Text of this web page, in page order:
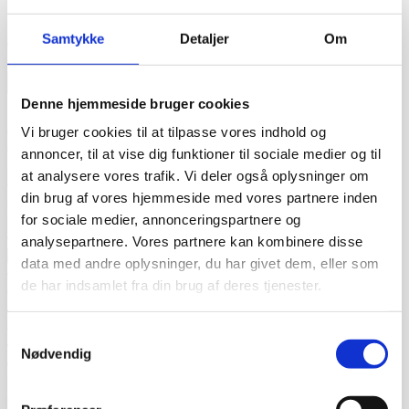
Samtykke Detaljer Om
Denne hjemmeside bruger cookies
Vi bruger cookies til at tilpasse vores indhold og
annoncer, til at vise dig funktioner til sociale medier og til
at analysere vores trafik. Vi deler også oplysninger om
din brug af vores hjemmeside med vores partnere inden
for sociale medier, annonceringspartnere og
analysepartnere. Vores partnere kan kombinere disse
data med andre oplysninger, du har givet dem, eller som
de har indsamlet fra din brug af deres tjenester.
Nødvendig
Email
Website
Kundetilfredshed
“Altid flinke og hjælpsom”
Vurderet af Georg
“Altid søde, hjælpsomme og kompetente !”
Vurderet af Læse
antik & retro
“Anette var rigtig sød, venlig og imødekommende kommende. Fik
en fejl levering og fik løst det i løbet af to sekunder. God arbejde
og god weekend”
Vurderet af Michael
“Bestilte kl.13 og havde tingene dagen efter kl.10. God service ☺”
Vurderet af Heidi Buch Jensen
“De ved rigtig meget om møbler”
Vurderet af Kris
“Det var en meget behagelig samtale.”
Vurderet af Käthe
“Ekspert i hvidevarer “
Vurderet af Kris
Vurderet af Tina
“Fantastisk service. De ligger sig virkelig i selen for at give en god
ikke har levering direkte, uden problemer. Jeg kan i høj grad